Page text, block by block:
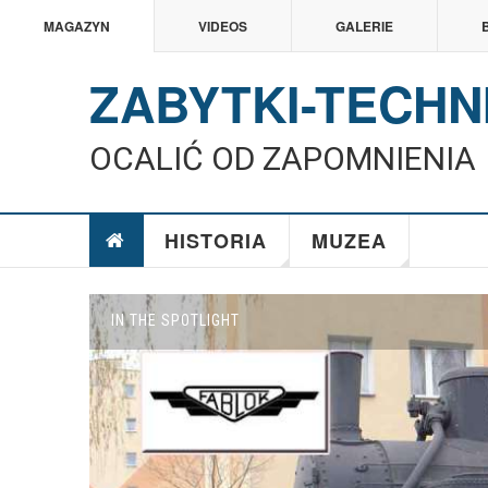
MAGAZYN VIDEOS GALERIE
ZABYTKI-
OCALIĆ OD ZAPOMNIENIA
HISTORIA MUZEA
IN THE SPOTLIGHT